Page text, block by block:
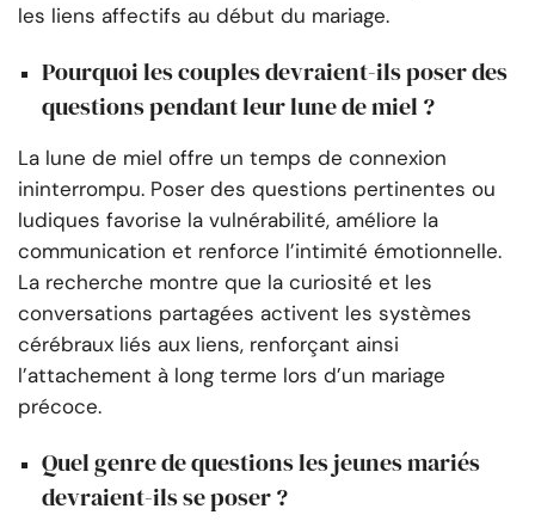
les liens affectifs au début du mariage.
Pourquoi les couples devraient-ils poser des
questions pendant leur lune de miel ?
La lune de miel offre un temps de connexion
ininterrompu. Poser des questions pertinentes ou
ludiques favorise la vulnérabilité, améliore la
communication et renforce l’intimité émotionnelle.
La recherche montre que la curiosité et les
conversations partagées activent les systèmes
cérébraux liés aux liens, renforçant ainsi
l’attachement à long terme lors d’un mariage
précoce.
Quel genre de questions les jeunes mariés
devraient-ils se poser ?